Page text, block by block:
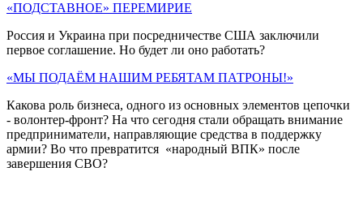
«ПОДСТАВНОЕ» ПЕРЕМИРИЕ
Россия и Украина при посредничестве США заключили
первое соглашение. Но будет ли оно работать?
«МЫ ПОДАЁМ НАШИМ РЕБЯТАМ ПАТРОНЫ!»
Какова роль бизнеса, одного из основных элементов цепочки
- волонтер-фронт? На что сегодня стали обращать внимание
предприниматели, направляющие средства в поддержку
армии? Во что превратится «народный ВПК» после
завершения СВО?